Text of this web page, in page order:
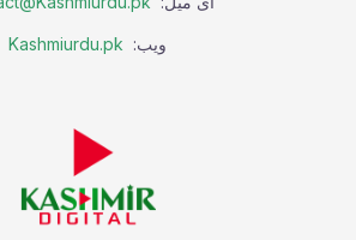
ویب: Kashmiurdu.pk